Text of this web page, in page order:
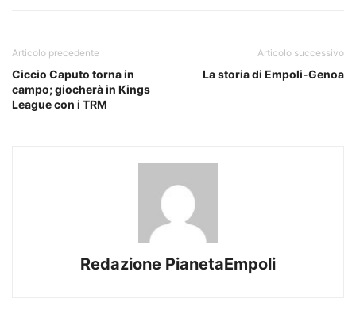
Articolo precedente
Ciccio Caputo torna in
campo; giocherà in Kings
League con i TRM
Articolo successivo
La storia di Empoli-Genoa
Redazione PianetaEmpoli